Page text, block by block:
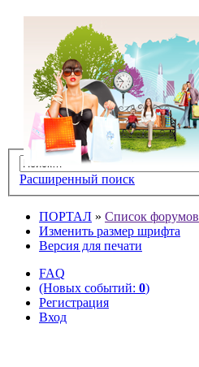
Расширенный поиск
ПОРТАЛ » Список форумов
Изменить размер шрифта
Версия для печати
FAQ
(Новых событий: 0)
Регистрация
Вход